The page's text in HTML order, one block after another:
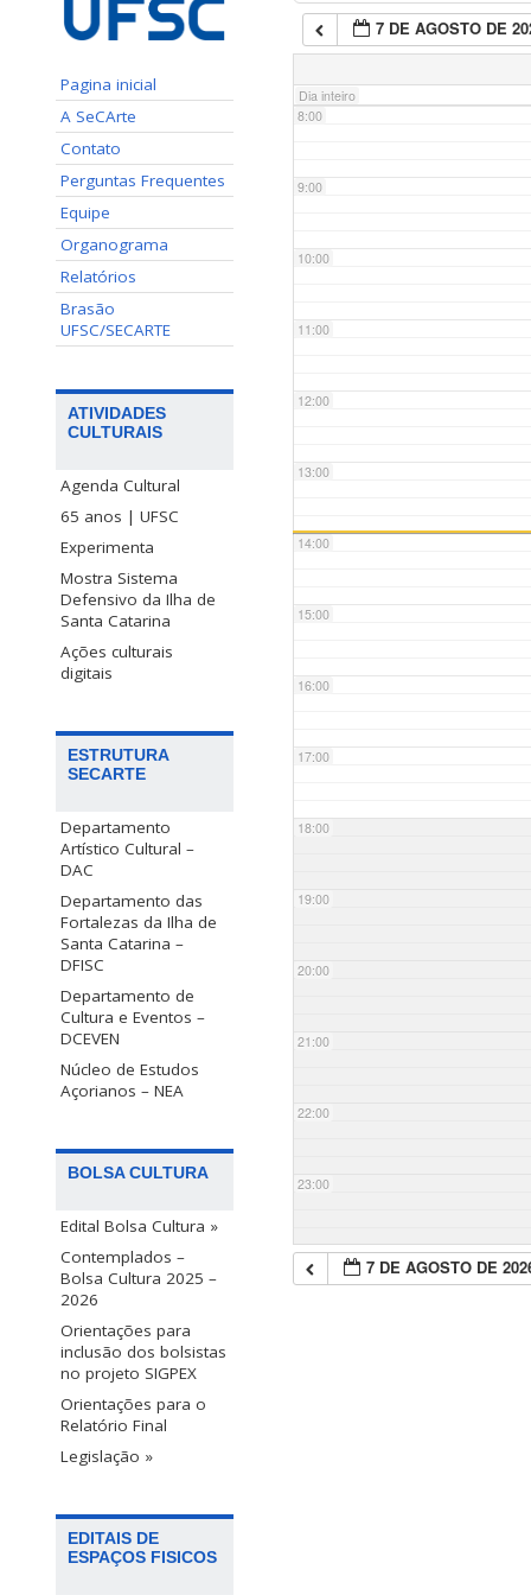
Pagina inicial
A SeCArte
Contato
Perguntas Frequentes
Equipe
Organograma
Relatórios
Brasão
UFSC/SECARTE
ATIVIDADES
CULTURAIS
Agenda Cultural
65 anos | UFSC
Experimenta
Mostra Sistema
Defensivo da Ilha de
Santa Catarina
Ações culturais
digitais
ESTRUTURA
SECARTE
Departamento
Artístico Cultural –
DAC
Departamento das
Fortalezas da Ilha de
Santa Catarina –
DFISC
Departamento de
Cultura e Eventos –
DCEVEN
Núcleo de Estudos
Açorianos – NEA
BOLSA CULTURA
Edital Bolsa Cultura »
Contemplados –
Bolsa Cultura 2025 –
2026
Orientações para
inclusão dos bolsistas
no projeto SIGPEX
Orientações para o
Relatório Final
Legislação »
EDITAIS DE
ESPAÇOS FISICOS
7 DE AGOSTO DE
Dia inteiro
7:00
8:00
9:00
10:00
11:00
12:00
13:00
14:00
15:00
16:00
17:00
18:00
19:00
20:00
21:00
22:00
23:00
7 DE AGOSTO DE